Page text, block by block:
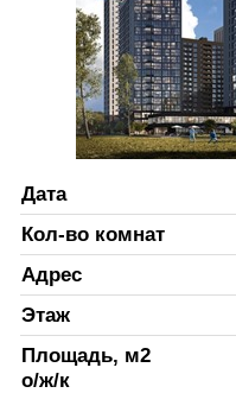
Дата
Кол-во комнат
Адрес
Этаж
Площадь, м2
о/ж/к